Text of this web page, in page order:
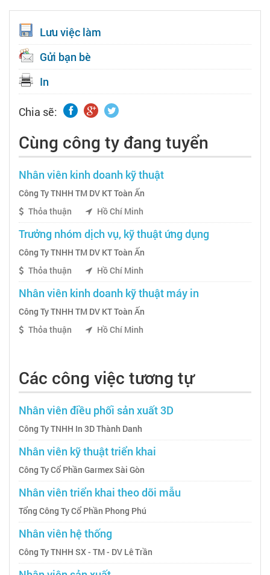
Lưu việc làm
Gửi bạn bè
In
Chia sẽ:
Cùng công ty đang tuyển
Nhân viên kinh doanh kỹ thuật
Công Ty TNHH TM DV KT Toàn Ấn
Thỏa thuận
Hồ Chí Minh
Trưởng nhóm dịch vụ, kỹ thuật ứng dụng
Công Ty TNHH TM DV KT Toàn Ấn
Thỏa thuận
Hồ Chí Minh
Nhân viên kinh doanh kỹ thuật máy in
Công Ty TNHH TM DV KT Toàn Ấn
Thỏa thuận
Hồ Chí Minh
Các công việc tương tự
Nhân viên điều phối sản xuất 3D
Công Ty TNHH In 3D Thành Danh
Nhân viên kỹ thuật triển khai
Công Ty Cổ Phần Garmex Sài Gòn
Nhân viên triển khai theo dõi mẫu
Tổng Công Ty Cổ Phần Phong Phú
Nhân viên hệ thống
Công Ty TNHH SX - TM - DV Lê Trần